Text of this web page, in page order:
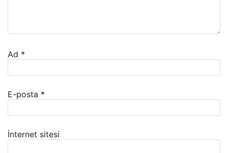
Ad *
E-posta *
İnternet sitesi